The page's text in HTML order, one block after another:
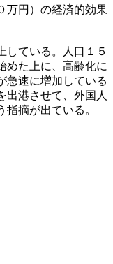
万円）の経済的効果
している。人口１５
めた上に、高齢化に
急速に増加している
出港させて、外国人
摘が出ている。